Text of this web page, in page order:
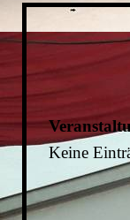
Keine